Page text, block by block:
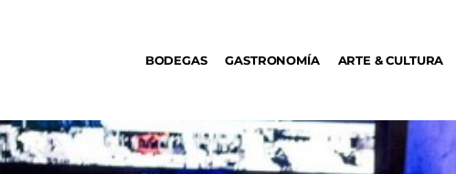
BODEGAS GASTRONOMÍA ARTE & CULTURA
MÚSICA